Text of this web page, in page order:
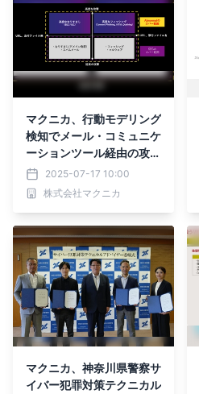
マクニカ、行動モデリング
検知でメール・コミュニケ
ーションツール経由の攻撃
を対策する「Abnormal A
I」の取り扱いを開始
2025-07-17 10:00
株式会社マクニカ
マクニカ、神奈川県警察サ
イバー犯罪対策テクニカル